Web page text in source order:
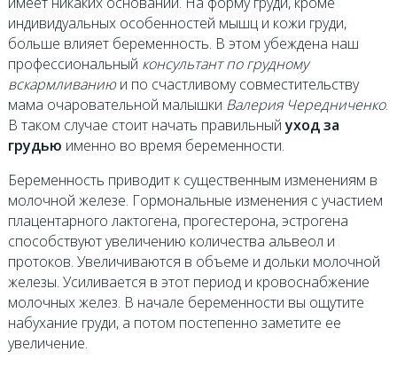
индивидуальных особенностей мышц и кожи груди,
больше влияет беременность. В этом убеждена наш
профессиональный консультант по грудному
вскармливаниюи по счастливому совместительству
мама очаровательной малышки Валерия Чередниченко.
В таком случае стоит начать правильныйуход за
грудью именно во время беременности.
Беременность приводит к существенным изменениям в
молочной железе. Гормональные изменения с участием
плацентарного лактогена, прогестерона, эстрогена
способствуют увеличению количества альвеол и
протоков. Увеличиваются в объеме и дольки молочной
железы. Усиливается в этот период и кровоснабжение
молочных желез. В начале беременности вы ощутите
набухание груди, а потом постепенно заметите ее
увеличение.